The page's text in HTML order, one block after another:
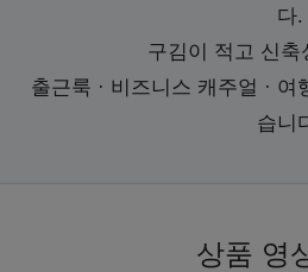
다.
구김이 적고 신축
출근룩 · 비즈니스 캐주얼 ·
습니
상품 영